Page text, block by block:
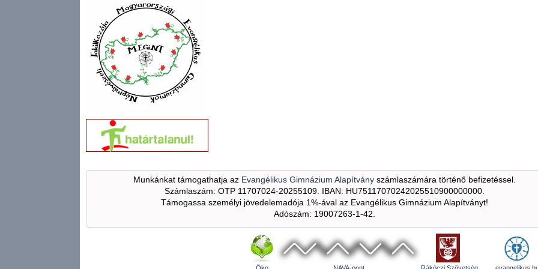
Munkánkat támogathatja az Evangélikus Gimnázium Alapítványszámlaszámára történő befizetéssel.
Számlaszám: OTP 11707024-20255109. IBAN: HU75117070242025510900000000.
Támogassa személyi jövedelemadója 1%-ával az Evangélikus Gimnázium Alapítványt!
Adószám: 19007263-1-42.